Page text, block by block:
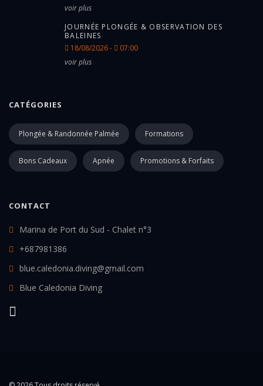
voir plus
JOURNÉE PLONGÉE & OBSERVATION DES
BALEINES
18/08/2026 -
07:00
voir plus
CATÉGORIES
Plongée & Randonnée Palmée Formations
Bons Cadeaux Apnée Promotions & Forfaits
CONTACT
Marina de Port du Sud - Chalet n°3
+687981386
blue.caledonia.diving@gmail.com
Blue Caledonia Diving